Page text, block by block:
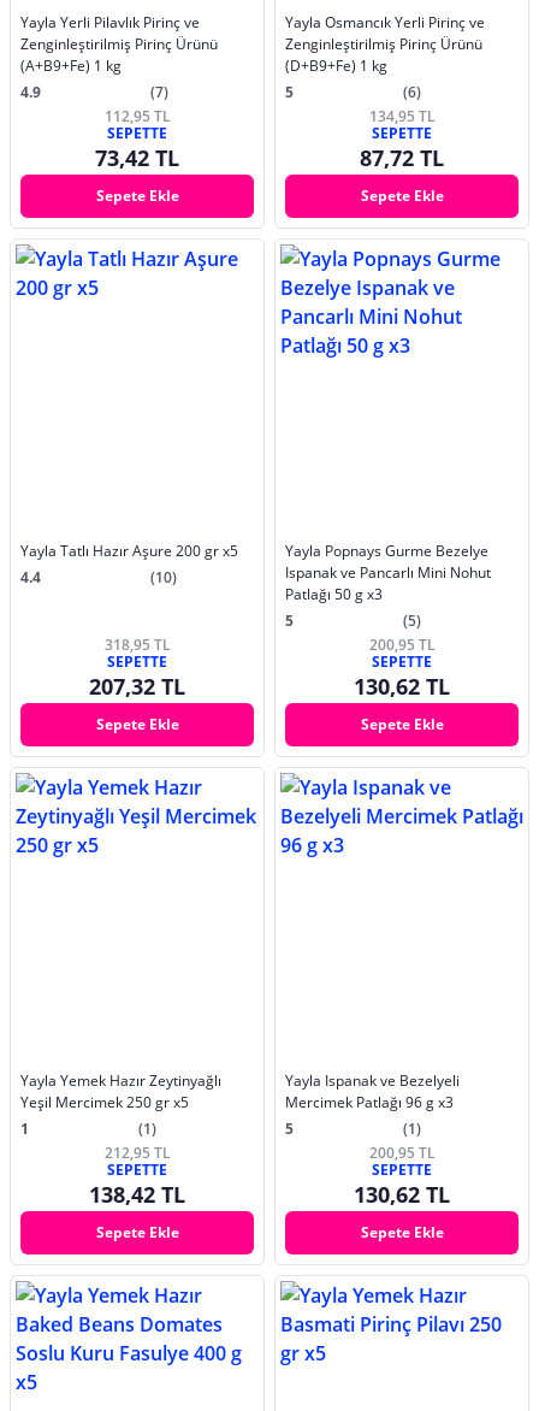
Yayla Yerli Pilavlık Pirinç ve
Zenginleştirilmiş Pirinç Ürünü
(A+B9+Fe) 1 kg
4.9
(7)
112,95 TL
SEPETTE
73,42 TL
Sepete Ekle
Yayla Osmancık Yerli Pirinç ve
Zenginleştirilmiş Pirinç Ürünü
(D+B9+Fe) 1 kg
5
(6)
134,95 TL
SEPETTE
87,72 TL
Sepete Ekle
Yayla Tatlı Hazır Aşure 200 gr x5
4.4
(10)
318,95 TL
SEPETTE
207,32 TL
Sepete Ekle
Yayla Popnays Gurme Bezelye
Ispanak ve Pancarlı Mini Nohut
Patlağı 50 g x3
5
(5)
200,95 TL
SEPETTE
130,62 TL
Sepete Ekle
Yayla Yemek Hazır Zeytinyağlı
Yeşil Mercimek 250 gr x5
1
(1)
212,95 TL
SEPETTE
138,42 TL
Sepete Ekle
Yayla Ispanak ve Bezelyeli
Mercimek Patlağı 96 g x3
5
(1)
200,95 TL
SEPETTE
130,62 TL
Sepete Ekle